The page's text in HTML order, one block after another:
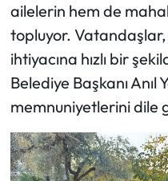
ailelerin hem de
topluyor.
ihtiyacına hızlı bir
Belediye Başkanı Anıl
memnuniyetlerini dile